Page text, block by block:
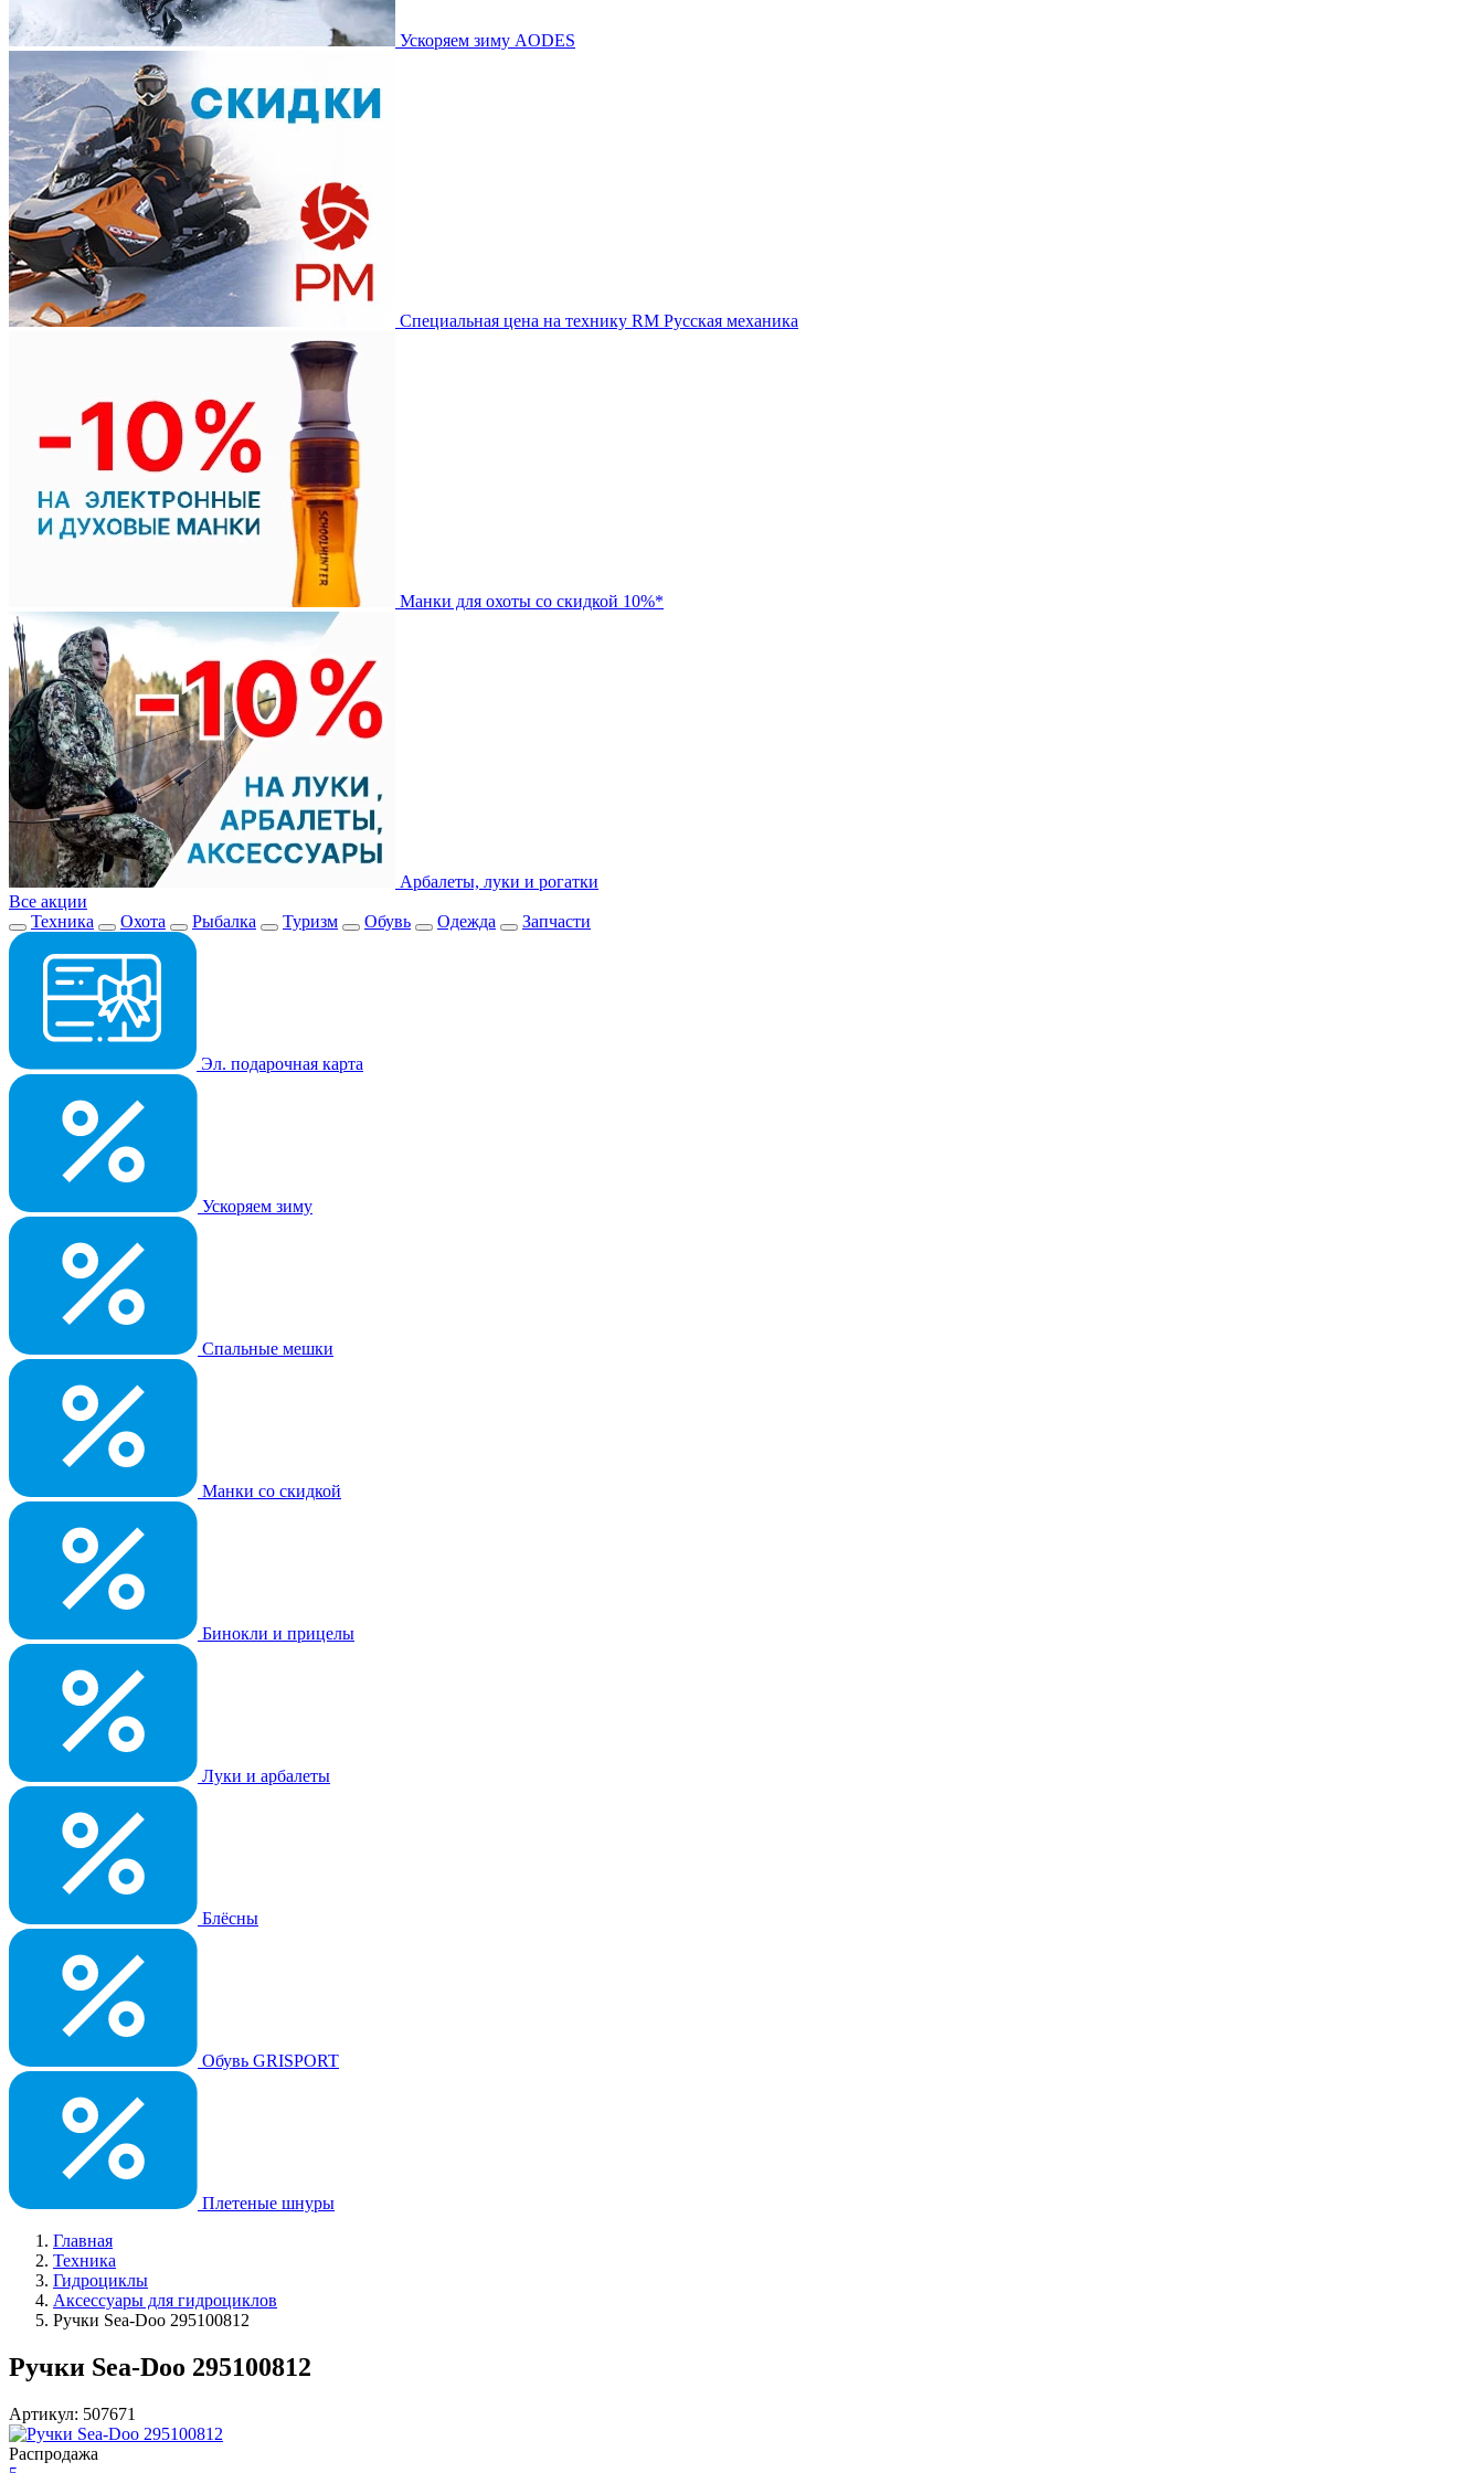
Ускоряем зиму AODES
Специальная цена на технику RM Русская механика
Манки для охоты со скидкой 10%*
Арбалеты, луки и рогатки
Все акции
Техника
Охота Рыбалка Туризм Обувь Одежда Запчасти
Эл. подарочная карта
Ускоряем зиму
Спальные мешки
Манки со скидкой
Бинокли и прицелы
Луки и арбалеты
Блёсны
Обувь GRISPORT
Плетеные шнуры
Главная
Техника
Гидроциклы
Аксессуары для гидроциклов
Ручки Sea-Doo 295100812
Ручки Sea-Doo 295100812
Артикул: 507671
Распродажа